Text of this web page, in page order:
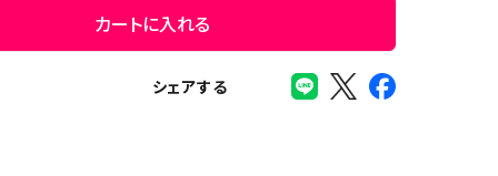
カートに入れる
シェアする